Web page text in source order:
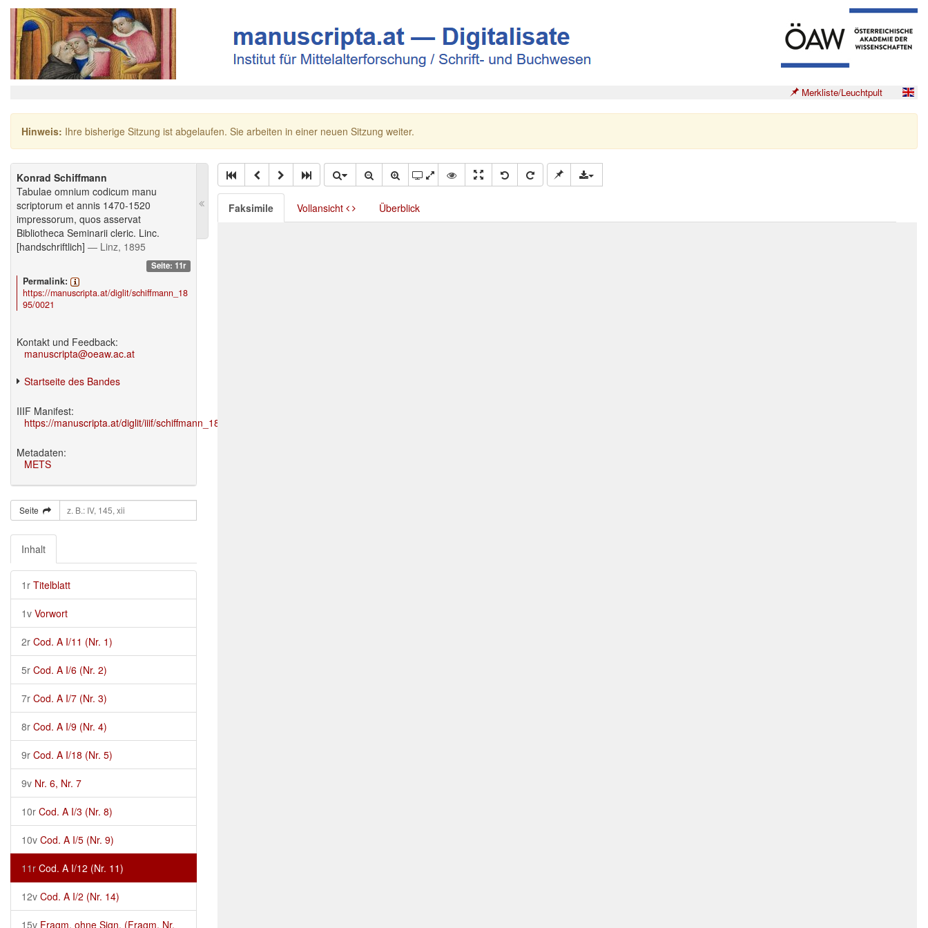
Merkliste/Leuchtpult
Hinweis: Ihre bisherige Sitzung ist abgelaufen. Sie arbeiten in einer neuen Sitzung weiter.
Konrad Schiffmann
Tabulae omnium codicum manu
scriptorum et annis 1470-1520
impressorum, quos asservat
Bibliotheca Seminarii cleric. Linc.
[handschriftlich] — Linz, 1895
Seite: 11r
Permalink:
https://manuscripta.at/diglit/schiffmann_18
95/0021
Kontakt und Feedback:
manuscripta@oeaw.ac.at
Startseite des Bandes
IIIF Manifest:
https://manuscripta.at/diglit/iiif/schiffmann_1895/manifest.json
Metadaten:
METS
Seite
Inhalt
1r Titelblatt
1v Vorwort
2r Cod. A I/11 (Nr. 1)
5r Cod. A I/6 (Nr. 2)
7r Cod. A I/7 (Nr. 3)
8r Cod. A I/9 (Nr. 4)
9r Cod. A I/18 (Nr. 5)
9v Nr. 6, Nr. 7
10r Cod. A I/3 (Nr. 8)
10v Cod. A I/5 (Nr. 9)
11r Cod. A I/12 (Nr. 11)
12v Cod. A I/2 (Nr. 14)
15v Fragm. ohne Sign. (Fragm. Nr.
Faksimile Vollansicht Überblick